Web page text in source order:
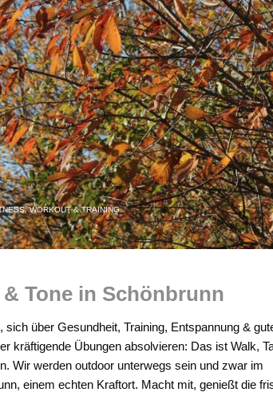
WORKOUT & TRAINING
Tone in Schönbrunn
über Gesundheit, Training, Entspannung &
kräftigende Übungen absolvieren: Das ist Walk,
Wir werden outdoor unterwegs sein und zwar im
einem echten Kraftort. Macht mit, genießt die